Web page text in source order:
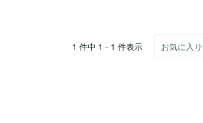
1 件中 1 - 1 件表示